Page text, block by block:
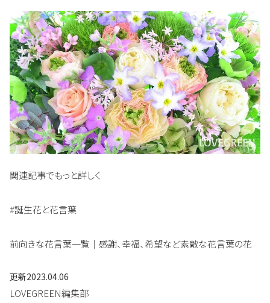
関連記事でもっと詳しく
#誕生花と花言葉
前向きな花言葉一覧｜感謝、幸福、希望など素敵な花言葉の花
更新2023.04.06
LOVEGREEN編集部